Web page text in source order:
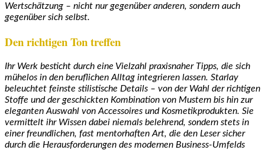
Wertschätzung – nicht nur gegenüber anderen, sondern auch
gegenüber sich selbst.
Den richtigen Ton treffen
Ihr Werk besticht durch eine Vielzahl praxisnaher Tipps, die sich
mühelos in den beruflichen Alltag integrieren lassen. Starlay
beleuchtet feinste stilistische Details – von der Wahl der richtigen
Stoffe und der geschickten Kombination von Mustern bis hin zur
eleganten Auswahl von Accessoires und Kosmetikprodukten. Sie
vermittelt ihr Wissen dabei niemals belehrend, sondern stets in
einer freundlichen, fast mentorhaften Art, die den Leser sicher
durch die Herausforderungen des modernen Business-Umfelds